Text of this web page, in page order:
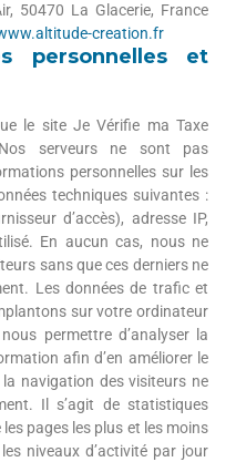
50470 La Glacerie, France
creation.fr
personnelles et
le site Je Vérifie ma Taxe
serveurs ne sont pas
personnelles sur les
techniques suivantes :
d’accès), adresse IP,
En aucun cas, nous ne
sans que ces derniers ne
Les données de trafic et
sur votre ordinateur
permettre d’analyser la
afin d’en améliorer le
navigation des visiteurs ne
Il s’agit de statistiques
pages les plus et les moins
niveaux d’activité par jour